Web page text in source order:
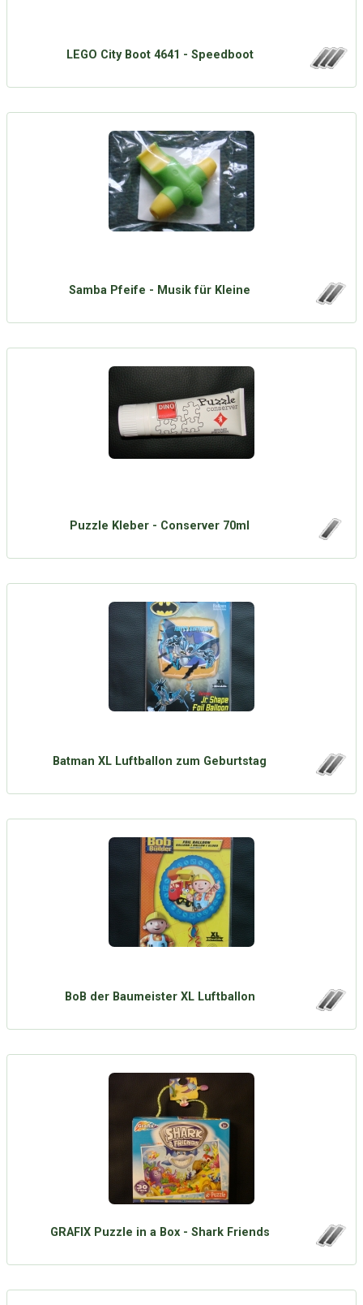
LEGO City Boot 4641 - Speedboot
Samba Pfeife - Musik für Kleine
Puzzle Kleber - Conserver 70ml
Batman XL Luftballon zum Geburtstag
BoB der Baumeister XL Luftballon
GRAFIX Puzzle in a Box - Shark Friends